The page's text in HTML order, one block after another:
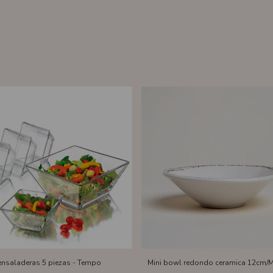
5 piezas - Tempo Mini bowl redondo ceramica 12cm/